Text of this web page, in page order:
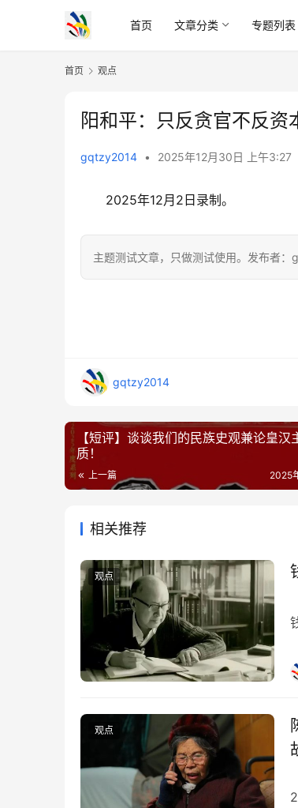
首页 文章分类 专题列表
首页 观点
阳和平：只反贪官不反资
gqtzy2014 • 2025年12月30日 上午3:27
2025年12月2日录制。
主题测试文章，只做测试使用。发布者：
gqtzy2014
【短评】谈谈我们的民族史观兼论皇汉
质！
上一篇 2025
相关推荐
观点
观点